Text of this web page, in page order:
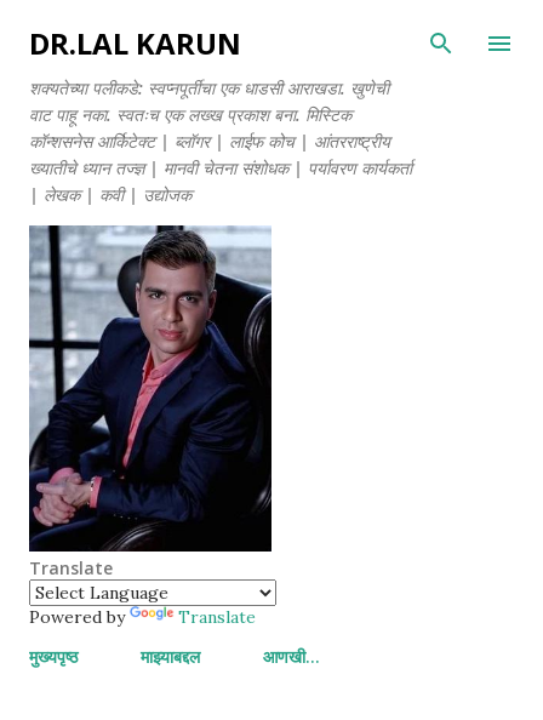
मुख्य सामग्रीवर वगळा
DR.LAL KARUN
शक्यतेच्या पलीकडे: स्वप्नपूर्तीचा एक धाडसी आराखडा. खुणेची
वाट पाहू नका. स्वतःच एक लख्ख प्रकाश बना. मिस्टिक
कॉन्शसनेस आर्किटेक्ट | ब्लॉगर | लाईफ कोच | आंतरराष्ट्रीय
ख्यातीचे ध्यान तज्ज्ञ | मानवी चेतना संशोधक | पर्यावरण कार्यकर्ता
| लेखक | कवी | उद्योजक
Translate
Powered by Translate
मुख्यपृष्ठ माझ्याबद्दल आणखी…